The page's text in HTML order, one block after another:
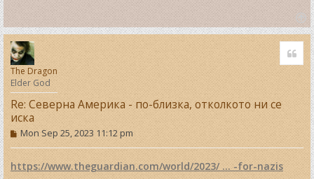
T
o
p
The Dragon
Elder God
Re: Северна Америка - по-близка, отколкото ни се
иска
P
o
s
t
Mon Sep 25, 2023 11:12 pm
https://www.theguardian.com/world/2023/ ... -for-nazis